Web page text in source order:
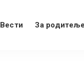
Вести За родитеље